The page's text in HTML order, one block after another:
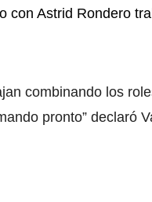
con Astrid Rondero
combinando los
pronto” declaró